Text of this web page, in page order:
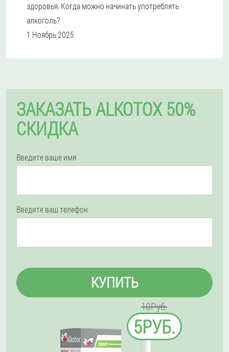
здоровья. Когда можно начинать употреблять
алкоголь?
1 Ноябрь 2025
ЗАКАЗАТЬ ALKOTOX 50%
СКИДКА
Введите ваше имя
Введите ваш телефон
КУПИТЬ
10Руб.
5РУБ.